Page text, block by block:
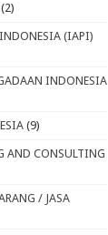
(2)
(IAPI)
INDONESIA
(9)
AND CONSULTING
/ JASA